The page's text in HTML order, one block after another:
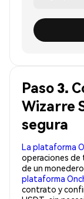
Paso 3.
Wizarre
segura
La plataforma
operaciones de
de un
plataforma
contrato y